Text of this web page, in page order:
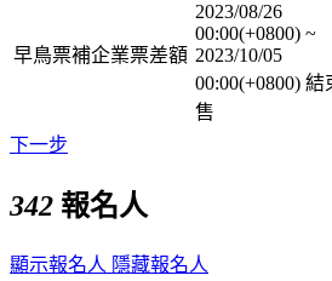
早鳥票補企業票差額
2023/08/26
00:00(+0800) ~
2023/10/05
00:00(+0800) 結
售
下一步
342 報名人
顯示報名人 隱藏報名人